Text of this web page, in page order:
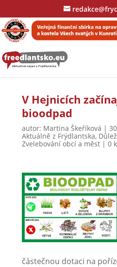
V Hejnicích
bioodpad
autor: Martina Škeříková |
Aktuálně z Frýdlantska,
Zvelebování obcí a měst| 0
částečnou dotaci na